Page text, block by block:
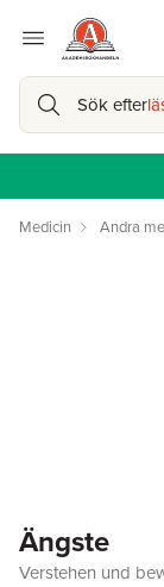
Sök efter
Medicin Andra
Ängste
Verstehen und